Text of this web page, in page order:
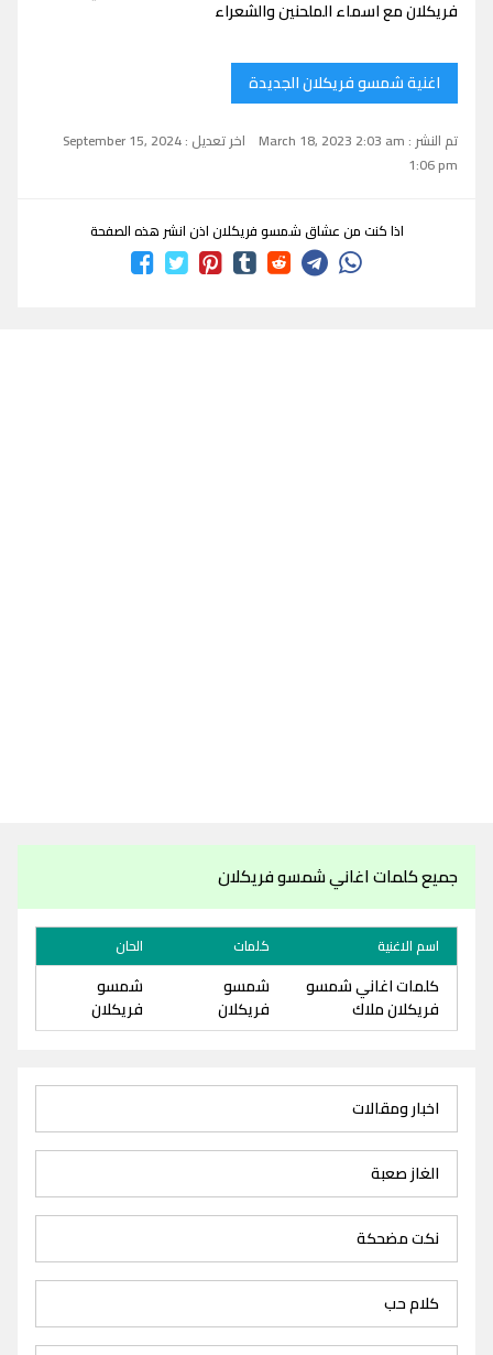
فريكلان مع اسماء الملحنين والشعراء
اغنية شمسو فريكلان الجديدة
تم النشر : March 18, 2023 2:03 am
اخر تعديل : September 15, 2024
1:06 pm
اذا كنت من عشاق شمسو فريكلان اذن انشر هذه الصفحة
جميع كلمات اغاني شمسو فريكلان
اسم الاغنية كلمات الحان
كلمات اغاني شمسو
فريكلان ملاك
شمسو
فريكلان
شمسو
فريكلان
اخبار ومقالات
الغاز صعبة
نكت مضحكة
كلام حب